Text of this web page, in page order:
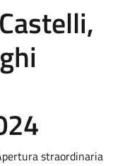
straordinaria